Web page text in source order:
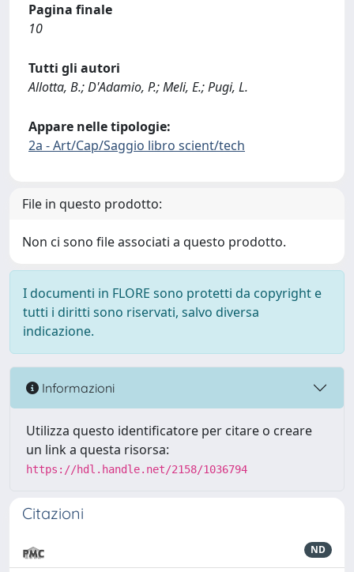
Pagina finale
10
Tutti gli autori
Allotta, B.; D'Adamio, P.; Meli, E.; Pugi, L.
Appare nelle tipologie:
2a - Art/Cap/Saggio libro scient/tech
File in questo prodotto:
Non ci sono file associati a questo prodotto.
I documenti in FLORE sono protetti da copyright e
tutti i diritti sono riservati, salvo diversa
indicazione.
Informazioni
Utilizza questo identificatore per citare o creare
un link a questa risorsa:
https://hdl.handle.net/2158/1036794
Citazioni
ND